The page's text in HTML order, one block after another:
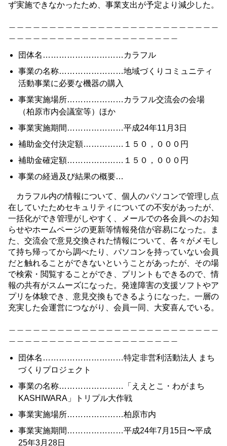
ず実施できなかったため、事業支出が予定より減少した。
団体名…………………………カラフル
事業の名称……………………地域づくりコミュニティ
活動事業に必要な機器の購入
事業実施場所…………………カラフル交流会の会場
（柏原市内会議室等）ほか
事業実施期間…………………平成24年11月3日
補助金交付決定額……………１５０，０００円
補助金確定額…………………１５０，０００円
事業の経過及び結果の概要…
カラフル内の情報について、個人のパソコンで管理し点
在していたためセキュリティについての不安があったが、
一括化ができ管理がしやすく、メールでの各会員へのお知
らせやホームページの更新等情報発信が容易になった。ま
た、交流会で意見交換された情報について、各々がメモし
て持ち帰ってから調べたり、パソコンを持っていない会員
だと触れることができないということがあったが、その場
で検索・閲覧することができ、プリントもできるので、情
報の共有がスムーズになった。発達障害の支援ソフトやア
プリを体験でき、意見交換もできるようになった。一層の
充実した会運営につながり、会員一同、大変喜んでいる。
団体名…………………………特定非営利活動法人 まち
づくりプロジェクト
事業の名称……………………「ええとこ・わがまち
KASHIWARA」トリプル大作戦
事業実施場所…………………柏原市内
事業実施期間…………………平成24年7月15日〜平成
25年3月28日